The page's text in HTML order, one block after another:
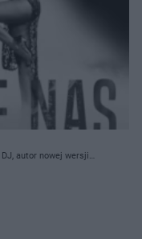
autor nowej wersji